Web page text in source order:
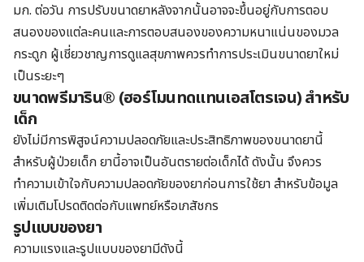
มก. ต่อวัน การปรับขนาดยาหลังจากนั้นอาจจะขึ้นอยู่กับการตอบ
สนองของแต่ละคนและการตอบสนองของความหนาแน่นของมวล
กระดูก ผู้เชี่ยวชาญการดูแลสุขภาพควรทำการประเมินขนาดยาใหม่
เป็นระยะๆ
ขนาดพรีมาริน® (ฮอร์โมนทดแทนเอสโตรเจน) สำหรับ
เด็ก
ยังไม่มีการพิสูจน์ความปลอดภัยและประสิทธิภาพของขนาดยานี้
สำหรับผู้ป่วยเด็ก ยานี้อาจเป็นอันตรายต่อเด็กได้ ดังนั้น จึงควร
ทำความเข้าใจกับความปลอดภัยของยาก่อนการใช้ยา สำหรับข้อมูล
เพิ่มเติมโปรดติดต่อกับแพทย์หรือเภสัชกร
รูปแบบของยา
ความแรงและรูปแบบของยามีดังนี้